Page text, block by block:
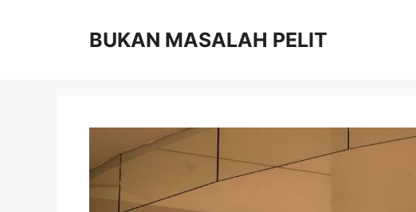
BUKAN MASALAH PELIT